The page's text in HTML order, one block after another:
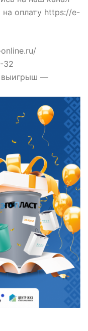
на оплату https://e-
32
выигрыш —